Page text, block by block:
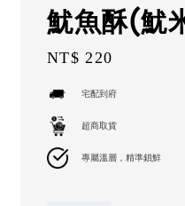
魷魚酥(魷
Regular
NT$ 220
宅配到府
超商取貨
專屬溫層，精準鎖鮮